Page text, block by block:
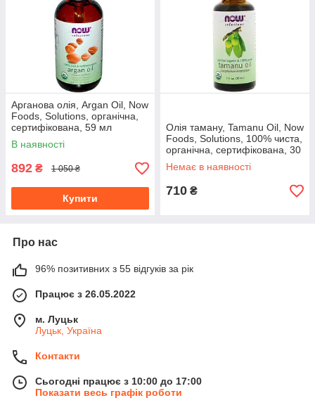
Арганова олія, Argan Oil, Now
Foods, Solutions, органічна,
сертифікована, 59 мл
В наявності
892 ₴ 1 050 ₴
Купити
Олія таману, Tamanu Oil, Now
Foods, Solutions, 100% чиста,
органічна, сертифікована, 30
мл
Немає в наявності
710 ₴
Про нас
96% позитивних з 55 відгуків за рік
Працює з 26.05.2022
м. Луцьк
Луцьк, Україна
Контакти
Сьогодні працює з 10:00 до 17:00
Показати весь графік роботи